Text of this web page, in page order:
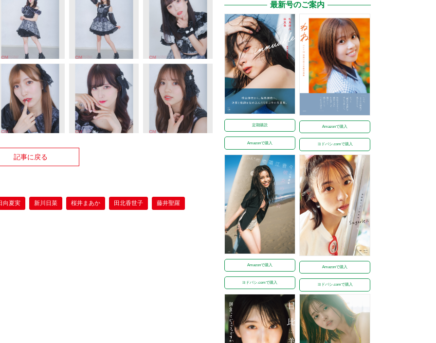
記事に戻る
向夏実 新川日菜 桜井まあか 田北香世子 藤井聖羅
最新号のご案内
定期購読
Amazonで購入
Amazonで購入
ヨドバシ.comで購入
Amazonで購入
ヨドバシ.comで購入
Amazonで購入
ヨドバシ.comで購入